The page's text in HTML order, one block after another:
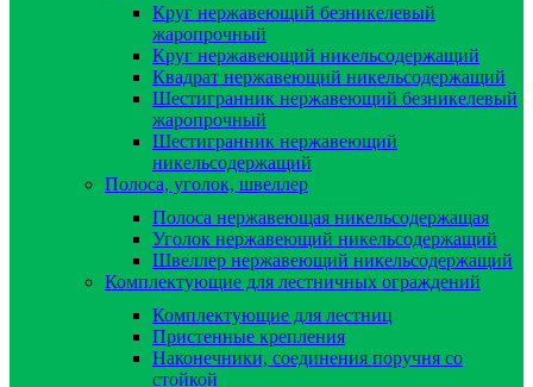
Круг нержавеющий безникелевый
жаропрочный
Круг нержавеющий никельсодержащий
Квадрат нержавеющий никельсодержащий
Шестигранник нержавеющий безникелевый
жаропрочный
Шестигранник нержавеющий
никельсодержащий
Полоса, уголок, швеллер
Полоса нержавеющая никельсодержащая
Уголок нержавеющий никельсодержащий
Швеллер нержавеющий никельсодержащий
Комплектующие для лестничных ограждений
Комплектующие для лестниц
Пристенные крепления
Наконечники, соединения поручня со
стойкой